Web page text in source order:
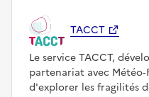
TACCT
Le service TACCT,
partenariat avec
d'explorer les fragilités